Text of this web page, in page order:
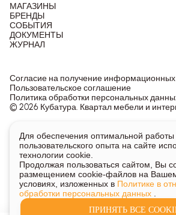
МАГАЗИНЫ
БРЕНДЫ
СОБЫТИЯ
ДОКУМЕНТЫ
ЖУРНАЛ
© 2026 Кубатура. Квартал мебели и
Согласие на получение
Пользовательское соглашение
Политика обработки персональных
Информация о товарах и ценах на сайте
публичной офертой, носит
характер.
Для получения подробной информации о
указанных товаров и услуг напишите или
Для обеспечения оптимальной
пользовательского опыта на сайте
технологии cookie.
Продолжая пользоваться сайтом, Вы
размещением cookie-файлов на Вашем
условиях, изложенных в Политике в
обработки персональных данных
ПРИНЯТЬ ВСЕ